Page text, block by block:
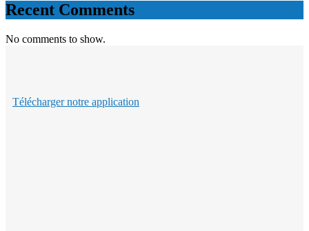
Recent Comments
No comments to show.
Télécharger notre application